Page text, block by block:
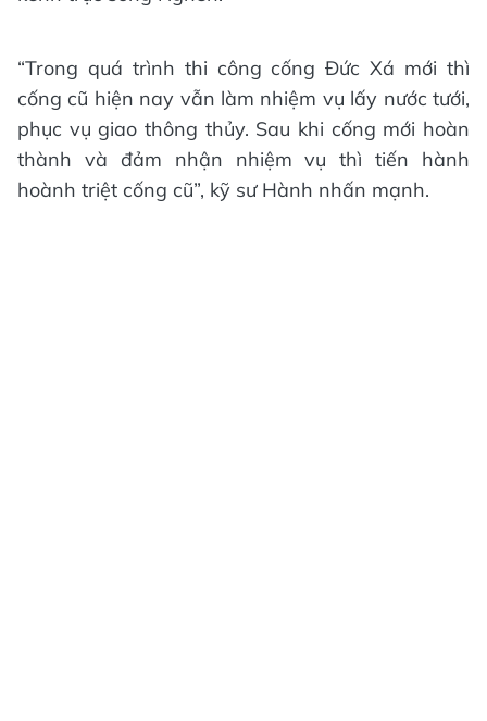
“Trong quá trình thi công cống Đức Xá mới thì
cống cũ hiện nay vẫn làm nhiệm vụ lấy nước tưới,
phục vụ giao thông thủy. Sau khi cống mới hoàn
thành và đảm nhận nhiệm vụ thì tiến hành
hoành triệt cống cũ”, kỹ sư Hành nhấn mạnh.